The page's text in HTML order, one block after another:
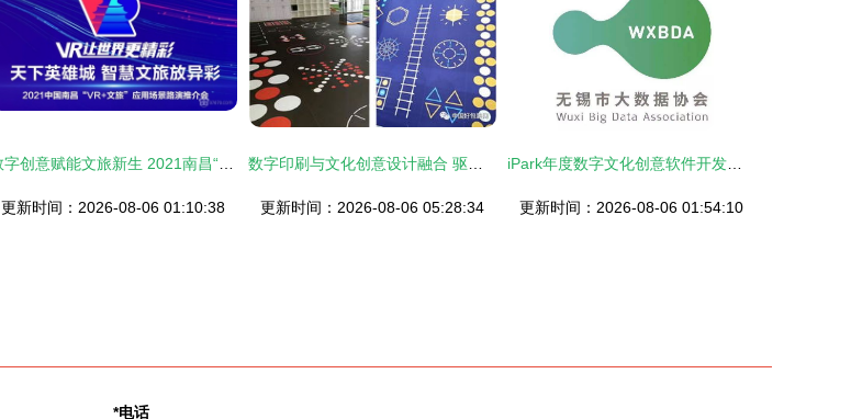
更新时间：2026-08-06 01:10:38 更新时间：2026-08-06 05:28:34 更新时间：2026-08-06 01:54:10
*电话